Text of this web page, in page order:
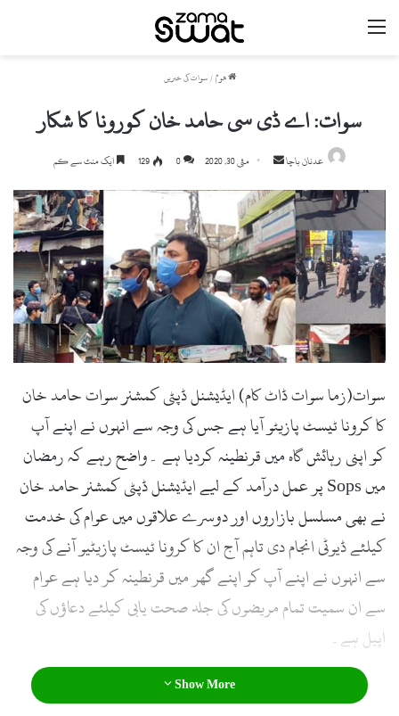
مینو
ھوم / سوات کی خبریں
سوات: اے ڈی سی حامد خان کورونا کا شکار
عدنان باچا
Send
email
مئی 30, 2020 0
129 ایک منٹ سے کم
سوات(زما سوات ڈاٹ کام) ایڈیشنل ڈپٹی کمشنر سوات حامد خان
کا کرونا ٹیسٹ پازیٹو آیا ہے جس کی وجہ سے انہوں نے اپنے آپ
کو اپنی رہائش گاہ میں قرنطینہ کردیا ہے ۔واضح رہے کہ رمضان
میں Sops پر عمل درآمد کے لیے ایڈیشنل ڈپٹی کمشنر حامد خان
نے بھی مسلسل بازاروں اور دوسرے علاقوں میں عوام کی خدمت
کیلئے ڈیوٹی انجام دی تاہم آج ان کا کرونا ٹیسٹ پازیٹیو آنے کی وجہ
سے انہوں نے اپنے آپ کو اپنے گھر میں قرنطینہ کر دیا ہے عوام
سے ان سمیت تمام مریضوں کی جلد صحت یابی کیلئے دعاؤں کی
اپیل ہے۔
Show More